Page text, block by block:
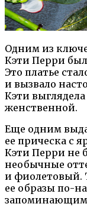
Одним из
Кэти Перри
Это платье
и вызвало
Кэти
женственной.
Еще одним
ее прическа с
Кэти Перри не
необычные
и фиолетовый.
ее образы по-